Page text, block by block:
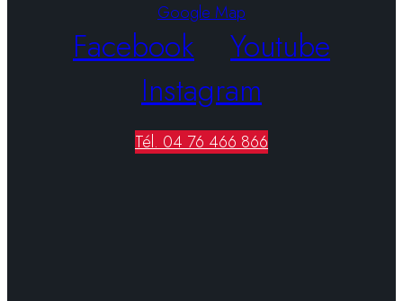
Google Map
Facebook
Youtube
Instagram
Tél. 04 76 466 866